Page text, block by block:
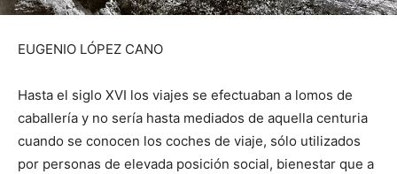
EUGENIO LÓPEZ CANO
Hasta el siglo XVI los viajes se efectuaban a lomos de
caballería y no sería hasta mediados de aquella centuria
cuando se conocen los coches de viaje, sólo utilizados
por personas de elevada posición social, bienestar que a